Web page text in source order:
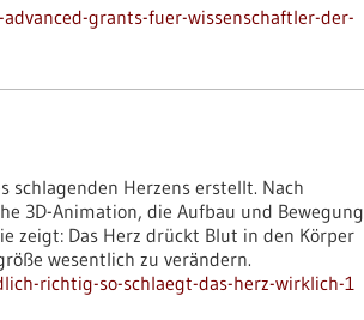
grants-fuer-wissenschaftler-der-
Herzens erstellt. Nach
3D-Animation, die Aufbau und Bewegung
zeigt: Das Herz drückt Blut in den Körper
wesentlich zu verändern.
richtig-so-schlaegt-das-herz-wirklich-1